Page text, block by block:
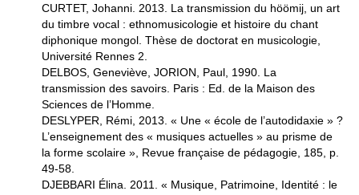
CURTET, Johanni. 2013. La transmission du höömij, un art
du timbre vocal : ethnomusicologie et histoire du chant
diphonique mongol. Thèse de doctorat en musicologie,
Université Rennes 2.
DELBOS, Geneviève, JORION, Paul, 1990. La
transmission des savoirs. Paris : Ed. de la Maison des
Sciences de l’Homme.
DESLYPER, Rémi, 2013. « Une « école de l’autodidaxie » ?
L’enseignement des « musiques actuelles » au prisme de
la forme scolaire », Revue française de pédagogie, 185, p.
49-58.
DJEBBARI Élina. 2011. « Musique, Patrimoine, Identité : le